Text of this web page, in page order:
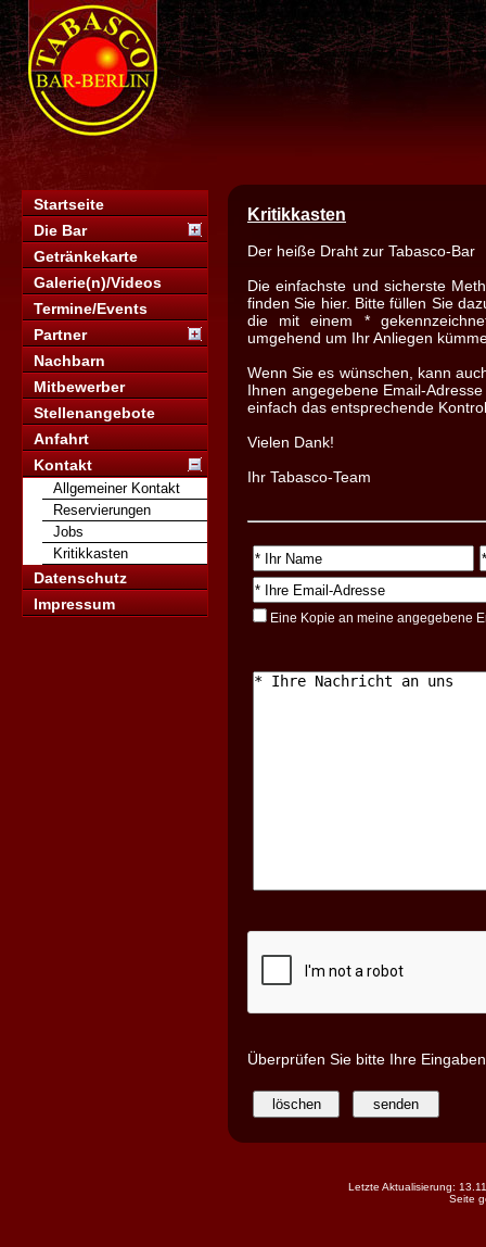
Startseite
Die Bar
Getränkekarte
Galerie(n)/Videos
Termine/Events
Partner
Nachbarn
Mitbewerber
Stellenangebote
Anfahrt
Kontakt
Allgemeiner Kontakt
Reservierungen
Jobs
Kritikkasten
Datenschutz
Impressum
Kritikkasten
Der heiße Draht zur Tabasco-Bar
Die einfachste und sicherste
finden Sie hier. Bitte füllen Sie
die mit einem *
umgehend um Ihr Anliegen
Wenn Sie es wünschen, kann
Ihnen angegebene Email-
einfach das entsprechende
Vielen Dank!
Ihr Tabasco-Team
Eine Kopie an meine angegebene
Überprüfen Sie bitte Ihre
Letzte Aktualisierung:
Seite